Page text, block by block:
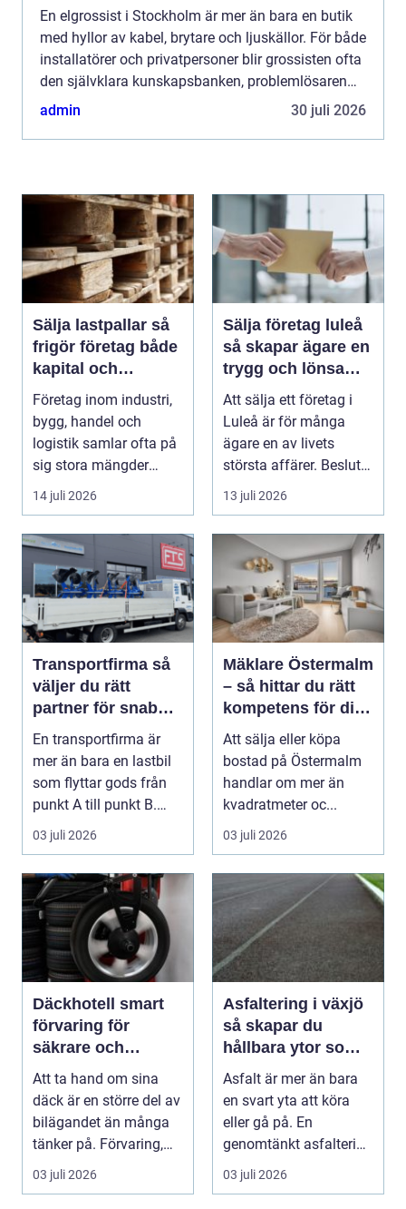
En elgrossist i Stockholm är mer än bara en butik
med hyllor av kabel, brytare och ljuskällor. För både
installatörer och privatpersoner blir grossisten ofta
den självklara kunskapsbanken, problemlösaren
och logistiknavet i vardagen. När kravet på en...
admin 30 juli 2026
Sälja lastpallar så
frigör företag både
kapital och
lagerutrymme
Företag inom industri,
bygg, handel och
logistik samlar ofta på
sig stora mängder
lastpallar. De tar...
14 juli 2026
Sälja företag luleå
så skapar ägare en
trygg och lönsam
affär
Att sälja ett företag i
Luleå är för många
ägare en av livets
största affärer. Beslutet
rymmer både ...
13 juli 2026
Transportfirma så
väljer du rätt
partner för snabba
och trygga
leveranser
En transportfirma är
mer än bara en lastbil
som flyttar gods från
punkt A till punkt B.
Rätt partner...
03 juli 2026
Mäklare Östermalm
– så hittar du rätt
kompetens för din
bostadsaffär
Att sälja eller köpa
bostad på Östermalm
handlar om mer än
kvadratmeter oc...
03 juli 2026
Däckhotell smart
förvaring för
säkrare och
enklare bilägande
Att ta hand om sina
däck är en större del av
bilägandet än många
tänker på. Förvaring,
skick, lufttr...
03 juli 2026
Asfaltering i växjö
så skapar du
hållbara ytor som
fungerar året runt
Asfalt är mer än bara
en svart yta att köra
eller gå på. En
genomtänkt asfaltering
kan lyfta helhets...
03 juli 2026